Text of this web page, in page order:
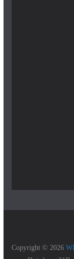
Copyright © 2026